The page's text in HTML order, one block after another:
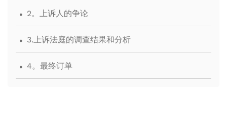
. 2。上诉人的争论
. 3.上诉法庭的调查结果和分析
. 4。最终订单